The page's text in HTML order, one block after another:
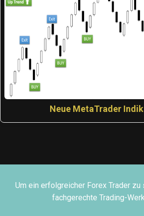
Neue MetaTrader
Um ein erfolgreicher Forex Trader zu
fachgerechte Trading-